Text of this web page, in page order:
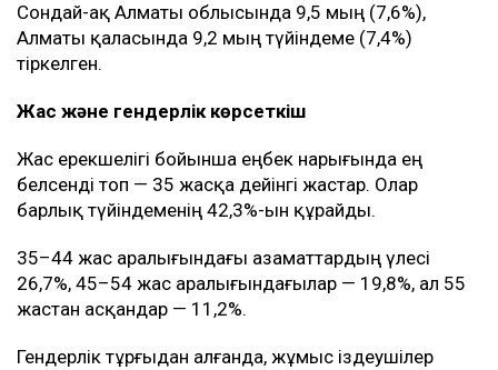
Сондай-ақ Алматы облысында 9,5 мың (7,6%),
Алматы қаласында 9,2 мың түйіндеме (7,4%)
тіркелген.
Жас және гендерлік көрсеткіш
Жас ерекшелігі бойынша еңбек нарығында ең
белсенді топ — 35 жасқа дейінгі жастар. Олар
барлық түйіндеменің 42,3%-ын құрайды.
35–44 жас аралығындағы азаматтардың үлесі
26,7%, 45–54 жас аралығындағылар — 19,8%, ал 55
жастан асқандар — 11,2%.
Гендерлік тұрғыдан алғанда, жұмыс іздеушілер